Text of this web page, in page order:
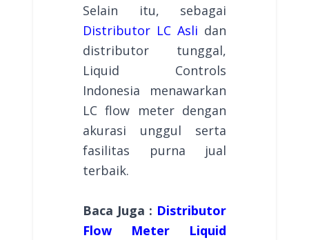
Selain itu, sebagai
Distributor LC Asli dan
distributor tunggal,
Liquid Controls
Indonesia menawarkan
LC flow meter dengan
akurasi unggul serta
fasilitas purna jual
terbaik.
Baca Juga : Distributor
Flow Meter Liquid